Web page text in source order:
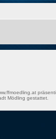
Mödling gestattet.